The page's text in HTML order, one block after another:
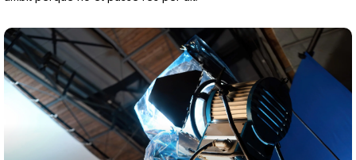
Videoclips
Cinema i Televisió
Festivals
Teatre